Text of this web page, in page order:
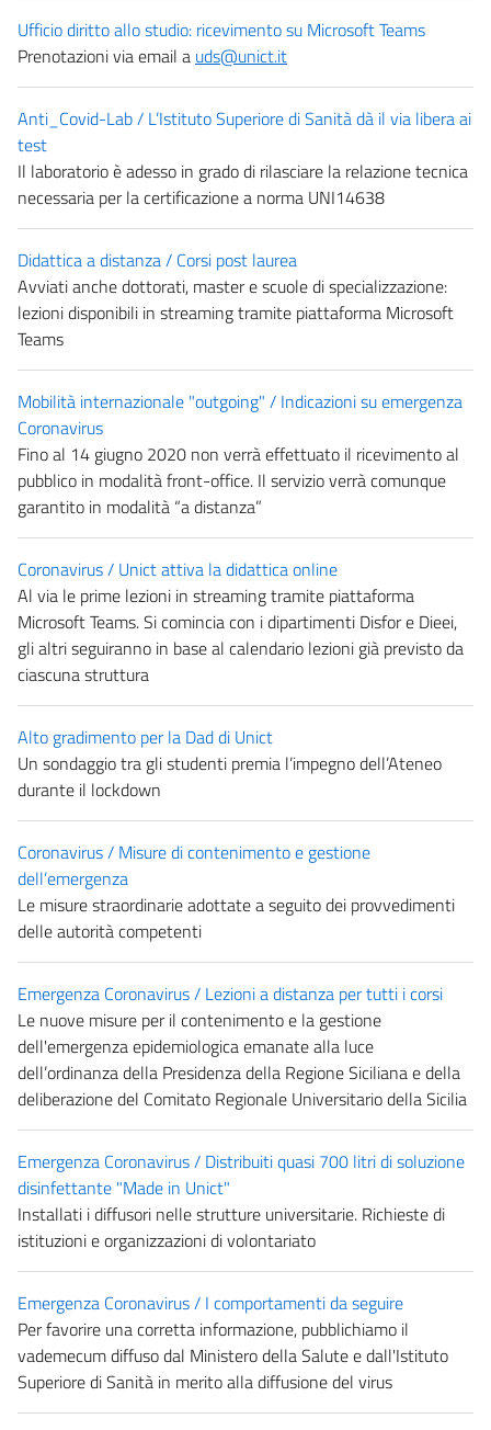
Ufficio diritto allo studio: ricevimento su Microsoft Teams
Prenotazioni via email a uds@unict.it
Anti_Covid-Lab / L’Istituto Superiore di Sanità dà il via libera ai
test
Il laboratorio è adesso in grado di rilasciare la relazione tecnica
necessaria per la certificazione a norma UNI14638
Didattica a distanza / Corsi post laurea
Avviati anche dottorati, master e scuole di specializzazione:
lezioni disponibili in streaming tramite piattaforma Microsoft
Teams
Mobilità internazionale "outgoing" / Indicazioni su emergenza
Coronavirus
Fino al 14 giugno 2020 non verrà effettuato il ricevimento al
pubblico in modalità front-office. Il servizio verrà comunque
garantito in modalità “a distanza”
Coronavirus / Unict attiva la didattica online
Al via le prime lezioni in streaming tramite piattaforma
Microsoft Teams. Si comincia con i dipartimenti Disfor e Dieei,
gli altri seguiranno in base al calendario lezioni già previsto da
ciascuna struttura
Alto gradimento per la Dad di Unict
Un sondaggio tra gli studenti premia l’impegno dell’Ateneo
durante il lockdown
Coronavirus / Misure di contenimento e gestione
dell’emergenza
Le misure straordinarie adottate a seguito dei provvedimenti
delle autorità competenti
Emergenza Coronavirus / Lezioni a distanza per tutti i corsi
Le nuove misure per il contenimento e la gestione
dell'emergenza epidemiologica emanate alla luce
dell’ordinanza della Presidenza della Regione Siciliana e della
deliberazione del Comitato Regionale Universitario della Sicilia
Emergenza Coronavirus / Distribuiti quasi 700 litri di soluzione
disinfettante "Made in Unict"
Installati i diffusori nelle strutture universitarie. Richieste di
istituzioni e organizzazioni di volontariato
Emergenza Coronavirus / I comportamenti da seguire
Per favorire una corretta informazione, pubblichiamo il
vademecum diffuso dal Ministero della Salute e dall'Istituto
Superiore di Sanità in merito alla diffusione del virus